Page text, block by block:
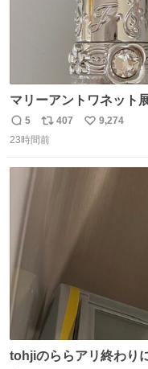
マリーアントワネット
流行りのめじるしアク
り、同じく物販で購入
返
信
5
リ
ポ
407
い
9,274
23時間前
tohjiのららアリ終わり